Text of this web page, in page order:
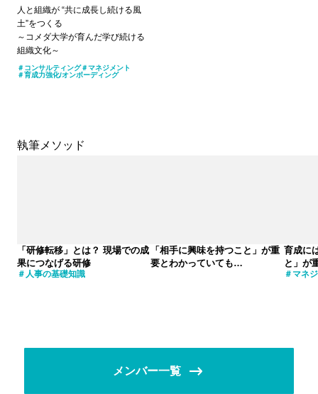
人と組織が “共に成長し続ける風
土”をつくる
～コメダ大学が育んだ学び続ける
組織文化～
コンサルティング
マネジメント
育成力強化/オンボーディング
執筆メソッド
「研修転移」とは？ 現場での成
果につなげる研修
人事の基礎知識
「相手に興味を持つこと」が重
要とわかっていても…
育成に
と」が
マネ
メンバー一覧